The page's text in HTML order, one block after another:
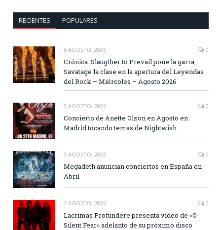
RECIENTES POPULARES
6 AGOSTO, 2026 0
Crónica: Slaugther to Prevail pone la garra,
Savatage la clase en la apertura del Leyendas
del Rock – Miércoles – Agosto 2026
3 AGOSTO, 2026 0
Concierto de Anette Olzon en Agosto en
Madrid tocando temas de Nightwish
3 AGOSTO, 2026 0
Megadeth anuncian conciertos en España en
Abril
3 AGOSTO, 2026 0
Lacrimas Profundere presenta vídeo de «O
Silent Fear» adelanto de su próximo disco